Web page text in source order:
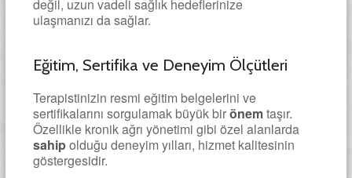
değil, uzun vadeli sağlık hedeflerinize
ulaşmanızı da sağlar.
Eğitim, Sertifika ve Deneyim Ölçütleri
Terapistinizin resmi eğitim belgelerini ve
sertifikalarını sorgulamak büyük birönemtaşır.
Özellikle kronik ağrı yönetimi gibi özel alanlarda
sahipolduğu deneyim yılları, hizmet kalitesinin
göstergesidir.